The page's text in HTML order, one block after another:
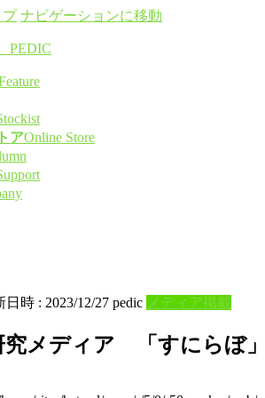
プ ナビゲーションに移動
アOnline Store
日時 : 2023/12/27 pedic メディア掲載
究メディア 「すにらぼ